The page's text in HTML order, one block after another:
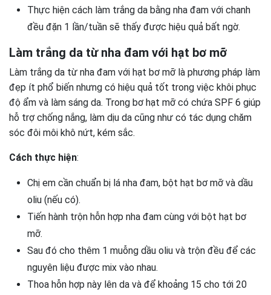
Thực hiện cách làm trắng da bằng nha đam với chanh
đều đặn 1 lần/tuần sẽ thấy được hiệu quả bất ngờ.
Làm trắng da từ nha đam với hạt bơ mỡ
Làm trắng da từ nha đam với hạt bơ mỡ là phương pháp làm
đẹp ít phổ biến nhưng có hiệu quả tốt trong việc khôi phục
độ ẩm và làm sáng da. Trong bơ hạt mỡ có chứa SPF 6 giúp
hỗ trợ chống nắng, làm dịu da cũng như có tác dụng chăm
sóc đôi môi khô nứt, kém sắc.
Cách thực hiện:
Chị em cần chuẩn bị lá nha đam, bột hạt bơ mỡ và dầu
oliu (nếu có).
Tiến hành trộn hỗn hợp nha đam cùng với bột hạt bơ
mỡ.
Sau đó cho thêm 1 muỗng dầu oliu và trộn đều để các
nguyên liệu được mix vào nhau.
Thoa hỗn hợp này lên da và để khoảng 15 cho tới 20